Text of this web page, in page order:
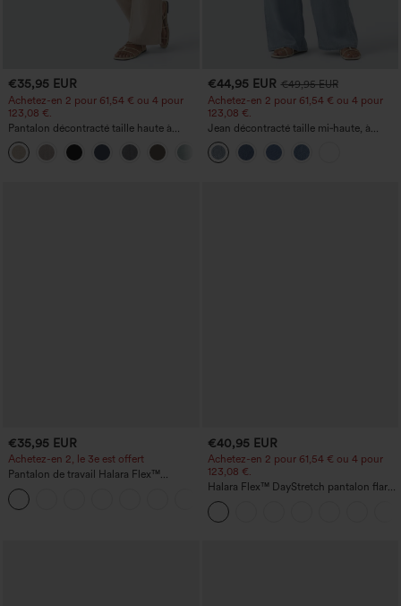
€35,95 EUR
Achetez-en 2 pour 61,54 € ou 4 pour
123,08 €.
Pantalon décontracté taille haute à
jambe droite, effet lin, avec poches
+5
€44,95 EUR €49,95 EUR
Achetez-en 2 pour 61,54 € ou 4 pour
123,08 €.
Jean décontracté taille mi‑haute, à
cordon de serrage, avec poches
€35,95 EUR
Achetez-en 2, le 3e est offert
Pantalon de travail Halara Flex™
DayStretch à taille haute, avec poches et
coupe droite
€40,95 EUR
Achetez-en 2 pour 61,54 € ou 4 pour
123,08 €.
Halara Flex™ DayStretch pantalon flare
de travail, taille mi-haute, poche latérale
zippée